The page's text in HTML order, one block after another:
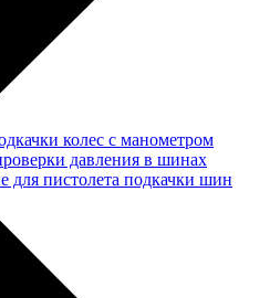
колес с манометром
давления в шинах
для пистолета подкачки шин